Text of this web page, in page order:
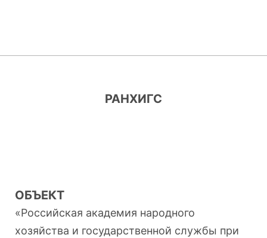
РАНХИГС
ОБЪЕКТ
«Российская академия народного
хозяйства и государственной службы при